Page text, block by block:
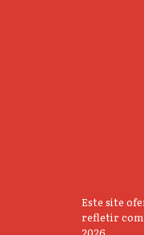
Este site
refletir com